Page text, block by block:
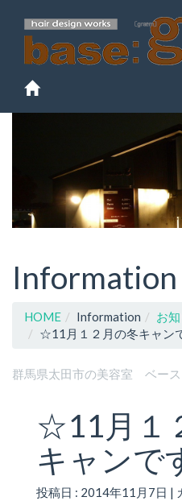
Information
HOME Information
お
☆11月１２月の冬キャン
群馬県太田市の美容室 ベース
☆11月１
キャンで
投稿日 : 2014年11月7日 |